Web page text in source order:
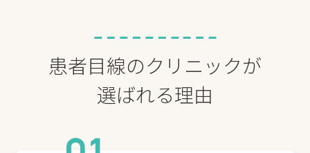
患者目線のクリニックが
選ばれる理由